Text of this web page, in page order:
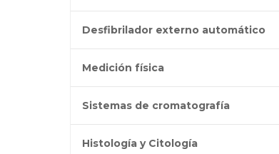
Desfibrilador externo automático
Medición física
Sistemas de cromatografía
Histología y Citología